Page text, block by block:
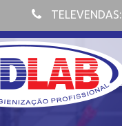
TELEVENDAS: